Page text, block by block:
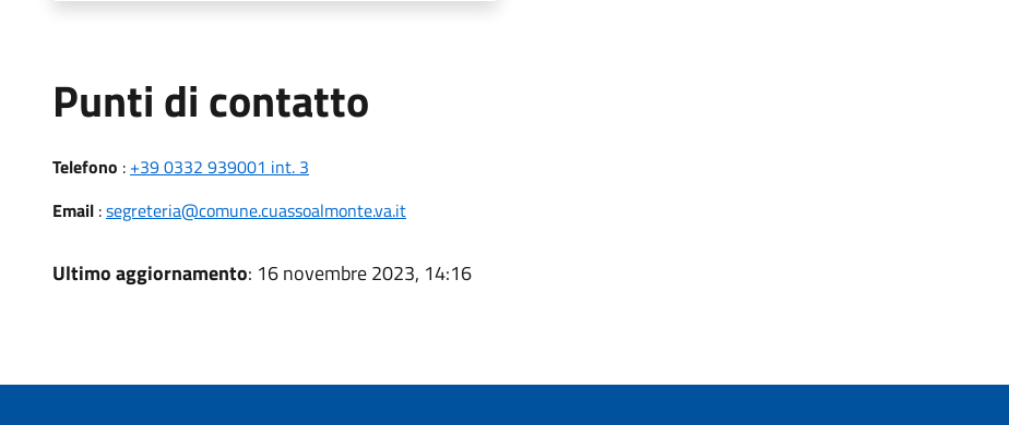
Punti di contatto
Telefono : +39 0332 939001 int. 3
Email:segreteria@comune.cuassoalmonte.va.it
Ultimo aggiornamento: 16 novembre 2023, 14:16